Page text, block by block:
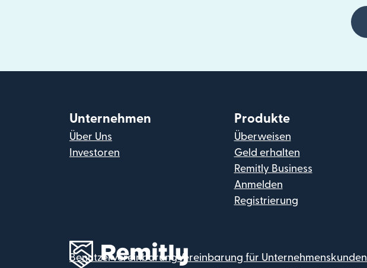
Unternehmen
Über Uns
Investoren
Produkte
Überweisen
Geld erhalten
Remitly Business
Anmelden
Registrierung
BenutzervereinbarungVereinbarung für Unternehmenskunden